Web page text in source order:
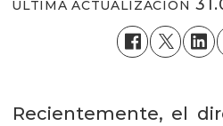
ÚLTIMA ACTUALIZACIÓN
Recientemente, el